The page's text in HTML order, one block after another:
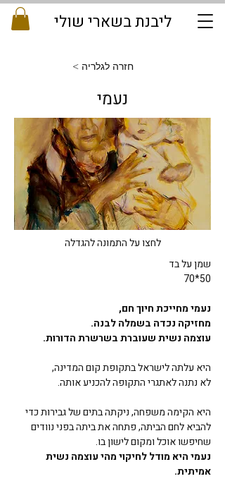
ליבנת בשארי שולי
< חזרה לגלריה
נעמי
לחצו על התמונה להגדלה
שמן על בד
70*50
נעמי מחייכת חיוך חם,
מחזיקה נכדה בשמלה לבנה.
עוצמה נשית שעוברת בשרשרת הדורות.
היא עלתה לישראל בתקופת קום המדינה,
לא נתנה לאתגרי התקופה להכניע אותה.
היא הקימה משפחה, ניקתה בתים של גבירות כדי
להביא לחם הביתה, פתחה את ביתה בפני נוודים
שחיפשו אוכל ומקום לישון בו.
נעמי היא מודל לחיקוי מהי עוצמה נשית
אמיתית.